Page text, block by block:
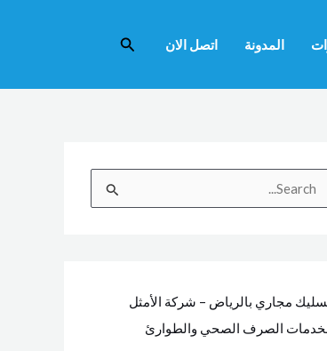
المدونة اتصل الان البحث
مجاري بالرياض – شركة الأمثل
الصرف الصحي والطوارئ